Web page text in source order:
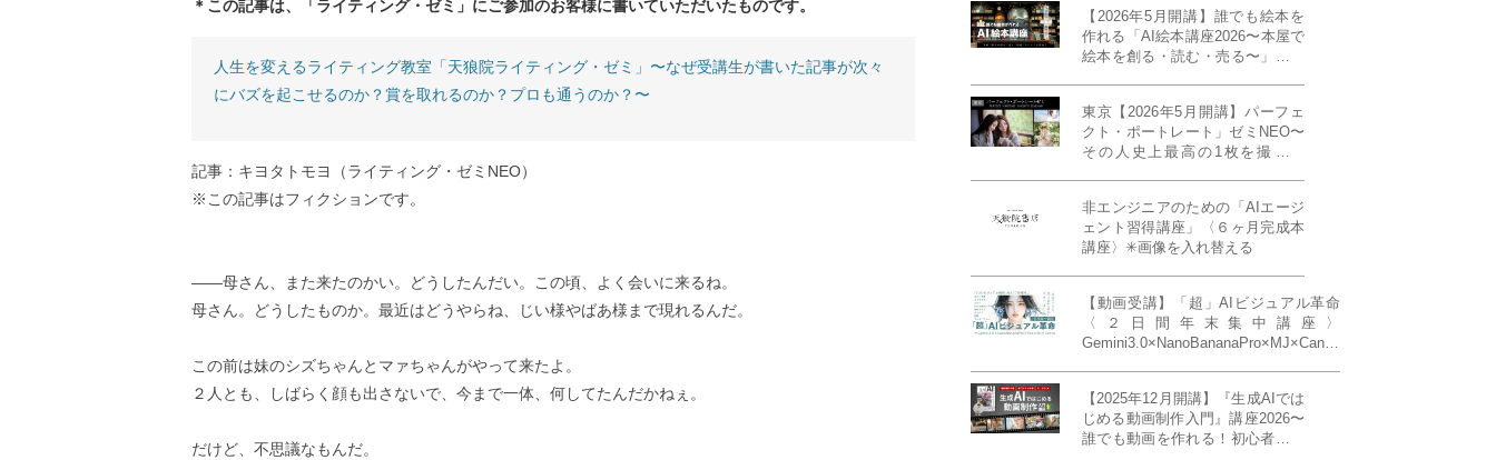
＊この記事は、「ライティング・ゼミ」にご参加のお客様に書いていただいたものです。
人生を変えるライティング教室「天狼院ライティング・ゼミ」〜なぜ受講生が書いた記事が次々
にバズを起こせるのか？賞を取れるのか？プロも通うのか？〜
記事：キヨタトモヨ（ライティング・ゼミNEO）
※この記事はフィクションです。
――母さん、また来たのかい。どうしたんだい。この頃、よく会いに来るね。
母さん。どうしたものか。最近はどうやらね、じい様やばあ様まで現れるんだ。
この前は妹のシズちゃんとマァちゃんがやって来たよ。
２人とも、しばらく顔も出さないで、今まで一体、何してたんだかねぇ。
だけど、不思議なもんだ。
【2026年5月開講】誰でも絵本を
作れる「AI絵本講座2026〜本屋で
絵本を創る・読む・売る〜」イン
20名限定》
東京【2026年5月開講】パーフェ
クト・ポートレート」ゼミNEO〜
その人史上最高の1枚を撮る！
催）」《初参加大歓迎／12名限
定》
非エンジニアのための「AIエージ
ェント習得講座」〈６ヶ月完成本
講座〉✳︎画像を入れ替える
【動画受講】「超」AIビジュアル革命
〈２日間年末集中講座〉
Gemini3.0×NanoBananaPro×MJ×Canva
【2025年12月開講】『生成AIでは
じめる動画制作入門』講座2026〜
誰でも動画を作れる！初心者から